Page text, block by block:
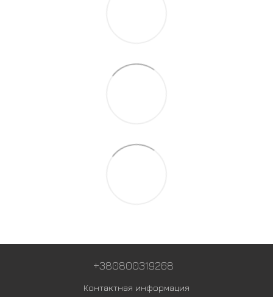
+380800319268
Контактная информация